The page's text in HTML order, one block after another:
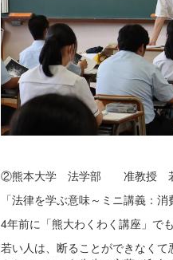
②熊本大学 法学部 准教授
「法律を学ぶ意味～ミニ講義：
4年前に「熊大わくわく講座」で
若い人は、断ることができなく